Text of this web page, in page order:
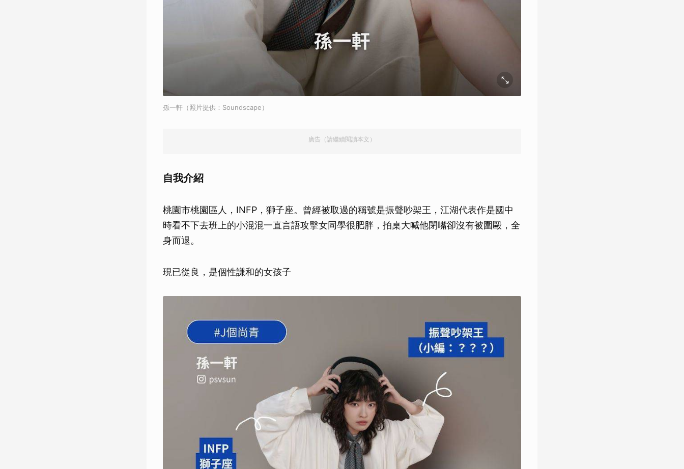
孫一軒（照片提供：Soundscape）
廣告（請繼續閱讀本文）
自我介紹
桃園市桃園區人，INFP，獅子座。曾經被取過的稱號是振聲吵架王，江湖代表作是國中
時看不下去班上的小混混一直言語攻擊女同學很肥胖，拍桌大喊他閉嘴卻沒有被圍毆，全
身而退。
現已從良，是個性謙和的女孩子